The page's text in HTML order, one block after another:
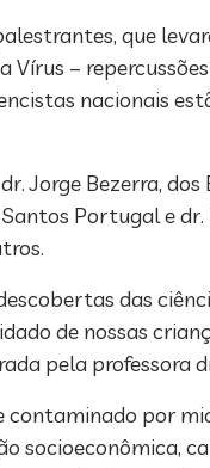
que
Vírus –
nacionais
Jorge Bezerra, dos
Portugal e
das
de nossas
pela professora
contaminado por
socioeconômica,